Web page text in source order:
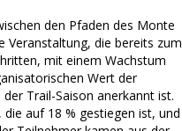
den Pfaden des Monte
Veranstaltung, die bereits zum
mit einem Wachstum
Wert der
Trail-Saison anerkannt ist.
auf 18 % gestiegen ist, und